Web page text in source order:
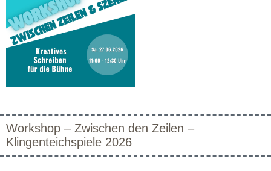
Workshop – Zwischen den Zeilen –
Klingenteichspiele 2026